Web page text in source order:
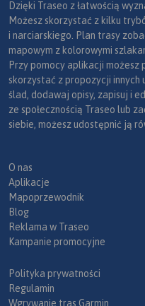
Dzięki Traseo z łatwością
Możesz skorzystać z kilku
i narciarskiego. Plan trasy
mapowym z kolorowymi
Przy pomocy aplikacji
skorzystać z propozycji innych
ślad, dodawaj opisy, zapisuj i
ze społecznością Traseo lub
siebie, możesz udostępnić ją
O nas
Aplikacje
Mapoprzewodnik
Blog
Reklama w Traseo
Kampanie promocyjne
Polityka prywatności
Regulamin
Wgrywanie tras Garmin